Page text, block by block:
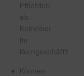
Pflichten
als
Betreiber
Ihr
Kerngeschäft?
Können